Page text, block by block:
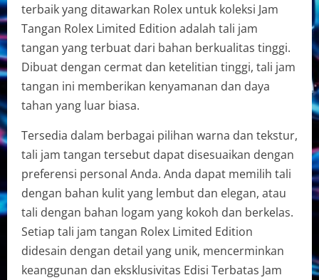
terbaik yang ditawarkan Rolex untuk koleksi Jam
Tangan Rolex Limited Edition adalah tali jam
tangan yang terbuat dari bahan berkualitas tinggi.
Dibuat dengan cermat dan ketelitian tinggi, tali jam
tangan ini memberikan kenyamanan dan daya
tahan yang luar biasa.
Tersedia dalam berbagai pilihan warna dan tekstur,
tali jam tangan tersebut dapat disesuaikan dengan
preferensi personal Anda. Anda dapat memilih tali
dengan bahan kulit yang lembut dan elegan, atau
tali dengan bahan logam yang kokoh dan berkelas.
Setiap tali jam tangan Rolex Limited Edition
didesain dengan detail yang unik, mencerminkan
keanggunan dan eksklusivitas Edisi Terbatas Jam